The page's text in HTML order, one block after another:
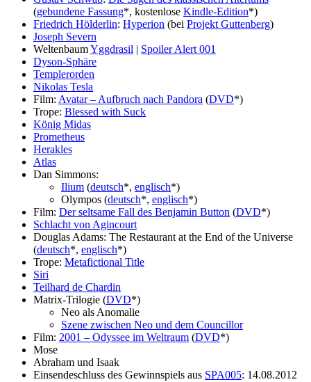
(gebundene Fassung*, kostenlose Kindle-Edition*)
Friedrich Hölderlin: Hyperion (bei Projekt Guttenberg)
Joseph Severn
WeltenbaumYggdrasil | Spoiler Alert 001
Dyson-Sphäre
Templerorden
Nikolas Tesla
Film: Avatar – Aufbruch nach Pandora (DVD*)
Trope: Blessed with Suck
König Midas
Prometheus
Herakles
Atlas
Dan Simmons:
Ilium (deutsch*, englisch*)
Olympos (deutsch*, englisch*)
Film: Der seltsame Fall des Benjamin Button (DVD*)
Schlacht von Agincourt
Douglas Adams: The Restaurant at the End of the Universe
(deutsch*, englisch*)
Trope: Metafictional Title
Siri
Teilhard de Chardin
Matrix-Trilogie (DVD*)
Neo als Anomalie
Szene zwischen Neo und dem Councillor
Film: 2001 – Odyssee im Weltraum (DVD*)
Mose
Abraham und Isaak
Einsendeschluss des Gewinnspiels aus SPA005: 14.08.2012